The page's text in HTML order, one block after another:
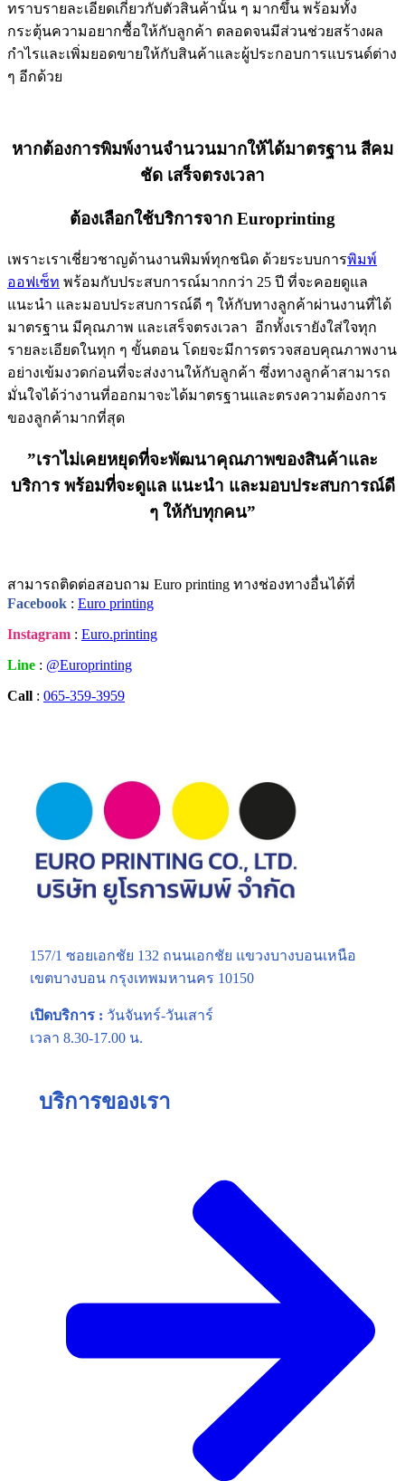
ทราบรายละเอียดเกี่ยวกับตัวสินค้านั้น ๆ มากขึ้น พร้อมทั้ง
กระตุ้นความอยากซื้อให้กับลูกค้า ตลอดจนมีส่วนช่วยสร้างผล
กำไรและเพิ่มยอดขายให้กับสินค้าและผู้ประกอบการแบรนด์ต่าง
ๆ อีกด้วย
หากต้องการพิมพ์งานจำนวนมากให้ได้มาตรฐาน สีคม
ชัด เสร็จตรงเวลา
ต้องเลือกใช้บริการจาก Europrinting
เพราะเราเชี่ยวชาญด้านงานพิมพ์ทุกชนิด ด้วยระบบการพิมพ์
ออฟเซ็ท พร้อมกับประสบการณ์มากกว่า 25 ปี ที่จะคอยดูแล
แนะนำ และมอบประสบการณ์ดี ๆ ให้กับทางลูกค้าผ่านงานที่ได้
มาตรฐาน มีคุณภาพ และเสร็จตรงเวลา อีกทั้งเรายังใส่ใจทุก
รายละเอียดในทุก ๆ ขั้นตอน โดยจะมีการตรวจสอบคุณภาพงาน
อย่างเข้มงวดก่อนที่จะส่งงานให้กับลูกค้า ซึ่งทางลูกค้าสามารถ
มั่นใจได้ว่างานที่ออกมาจะได้มาตรฐานและตรงความต้องการ
ของลูกค้ามากที่สุด
”เราไม่เคยหยุดที่จะพัฒนาคุณภาพของสินค้าและ
บริการ พร้อมที่จะดูแล แนะนำ และมอบประสบการณ์ดี
ๆ ให้กับทุกคน”
สามารถติดต่อสอบถาม Euro printing ทางช่องทางอื่นได้ที่
Facebook : Euro printing
Instagram : Euro.printing
Line : @Europrinting
Call : 065-359-3959
157/1 ซอยเอกชัย 132 ถนนเอกชัย แขวงบางบอนเหนือ
เขตบางบอน กรุงเทพมหานคร 10150
เปิดบริการ : วันจันทร์-วันเสาร์
เวลา 8.30-17.00 น.
บริการของเรา